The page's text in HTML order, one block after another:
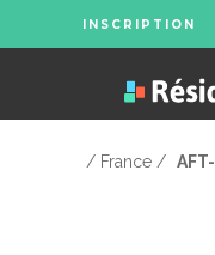
INSCRIPTION
/ France /